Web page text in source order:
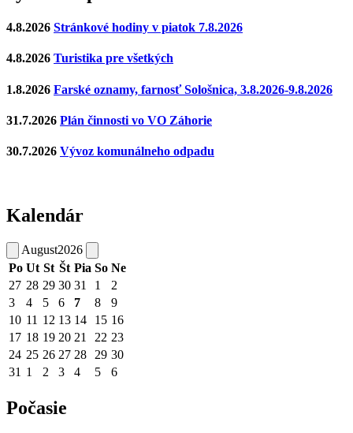
4.8.2026 Stránkové hodiny v piatok 7.8.2026
4.8.2026 Turistika pre všetkých
1.8.2026 Farské oznamy, farnosť Sološnica, 3.8.2026-9.8.2026
31.7.2026 Plán činnosti vo VO Záhorie
30.7.2026 Vývoz komunálneho odpadu
Kalendár
August2026
Po Ut St Št Pia So Ne
27 28 29 30 31 1
2
3
4 5 6 7 8
9
10 11 12 13 14 15 16
17 18 19 20 21 22 23
24 25 26 27 28 29 30
31 1 2 3 4 5 6
Počasie